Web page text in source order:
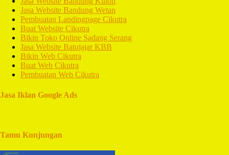
Jasa Website Bandung Wetan
Pembuatan Landingpage Cikutra
Buat Website Cikutra
Bikin Toko Online Sadang Serang
Jasa Website Batujajar KBB
Bikin Web Cikutra
Buat Web Cikutra
Pembuatan Web Cikutra
Jasa Iklan Google Ads
Tamu Kunjungan